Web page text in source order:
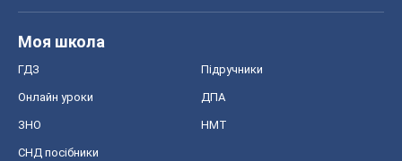
Моя школа
ГДЗ Підручники
Онлайн уроки ДПА
ЗНО НМТ
СНД посібники